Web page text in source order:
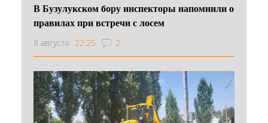
В Бузулукском бору инспекторы напомнили о
правилах при встречи с лосем
8 августа 22:25 2